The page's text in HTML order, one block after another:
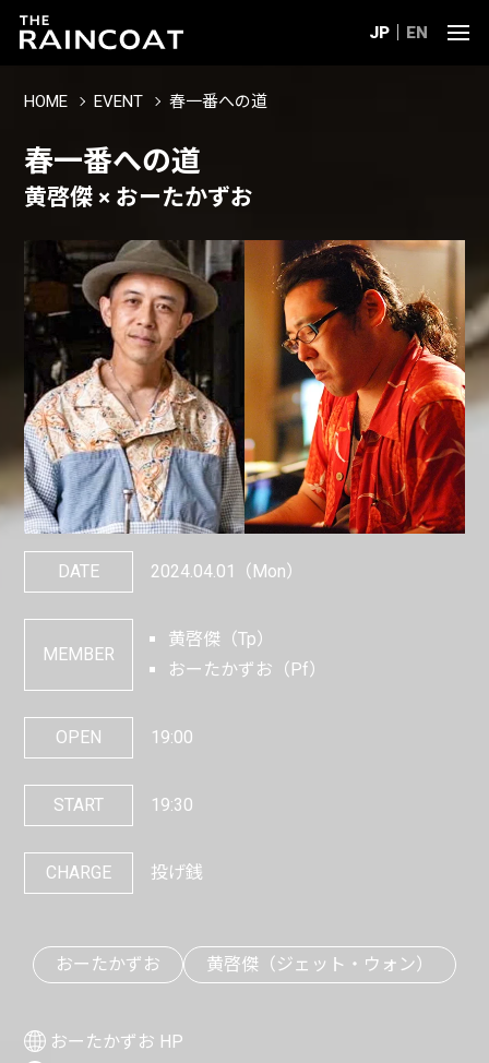
JP EN
HOME EVENT 春一番への道
春一番への道
黄啓傑 × おーたかずお
DATE 2024.04.01 （Mon）
MEMBER
黄啓傑（Tp）
おーたかずお（Pf）
OPEN 19:00
START 19:30
CHARGE 投げ銭
おーたかずお 黄啓傑（ジェット・ウォン）
おーたかずお HP